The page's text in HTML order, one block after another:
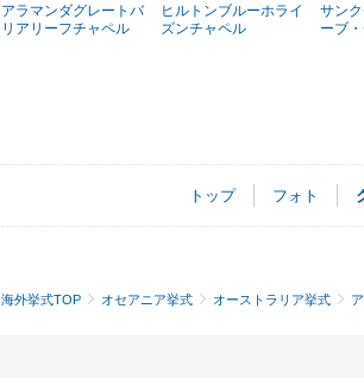
アラマンダグレートバ
リアリーフチャペル
ヒルトンブルーホライ
ズンチャペル
サン
ーブ
トップ フォト
海外挙式TOP オセアニア挙式 オーストラリア挙式